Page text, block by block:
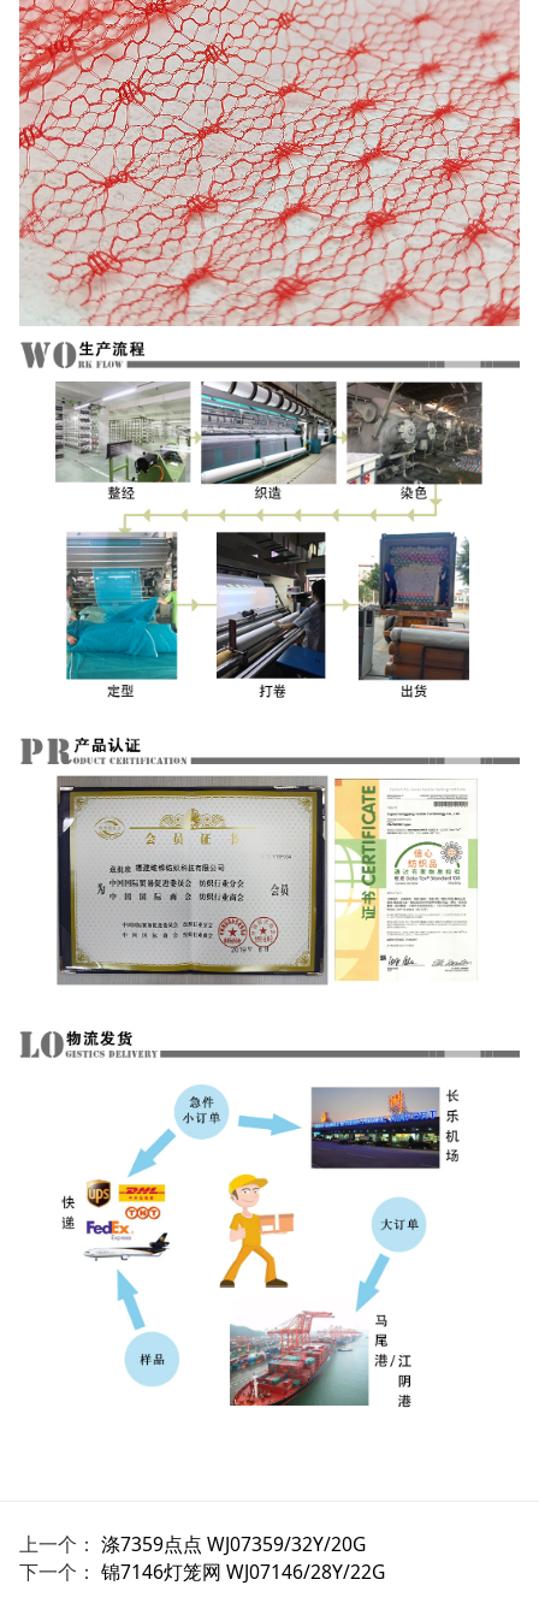
上一个： 涤7359点点 WJ07359/32Y/20G
下一个： 锦7146灯笼网 WJ07146/28Y/22G